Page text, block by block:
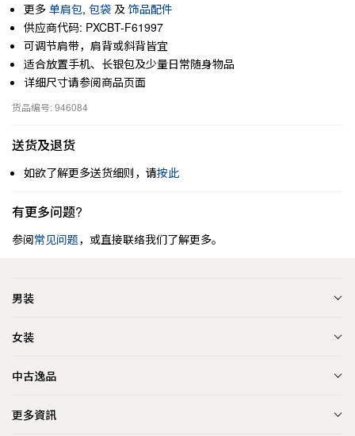
更多 单肩包, 包袋 及 饰品配件
供应商代码: PXCBT-F61997
可调节肩带，肩背或斜背皆宜
适合放置手机、长银包及少量日常随身物品
详细尺寸请参阅商品页面
货品编号: 946084
送货及退货
如欲了解更多送货细则，请按此
有更多问题?
参阅常见问题，或直接联络我们了解更多。
男装
女装
中古逸品
更多資訊